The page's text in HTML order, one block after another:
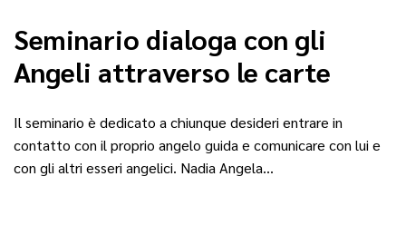
Seminario dialoga con gli
Angeli attraverso le carte
Il seminario è dedicato a chiunque desideri entrare in
contatto con il proprio angelo guida e comunicare con lui e
con gli altri esseri angelici. Nadia Angela…